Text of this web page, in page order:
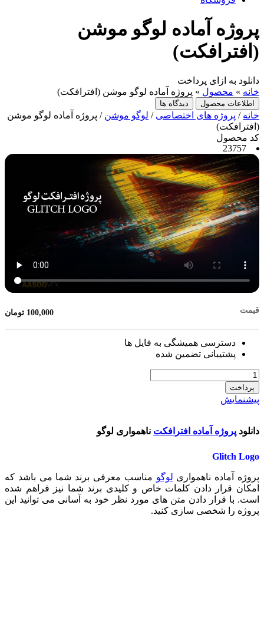
پروژه آماده لوگو موشن
(افترافکت)
دانلود به ازای پرداخت
خانه » محصول » پروژه آماده لوگو موشن (افترافکت)
اطلاعات محصول دیدگاه ها
خانه / پروژه های اختصاصی / لوگو موشن / پروژه آماده لوگو موشن
(افترافکت)
کد محصول
23757
قیمت 100,000 تومان
دسترسی همیشگی به فایل ها
پشتیبانی تضمین شده
تعداد
پرداخت
پیشنمایش
دانلود پروژه آماده افترافکت ناهمواری لوگو
Glitch Logo
پروژه آماده ناهمواری لوگو مناسب معرفی برند شما می باشد که
امکان قرار دادن کلمات خاص و کلیدی برند شما نیز فراهم شده
است. با قرار دادن متن های مورد نظر خود به آسانی می توانید این
پروژه را شخصی سازی کنید.